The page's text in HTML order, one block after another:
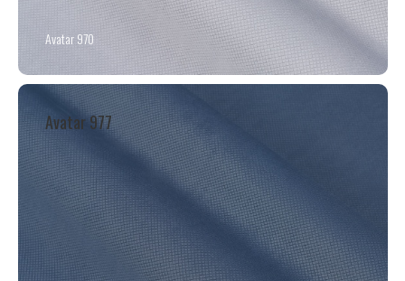
Avatar 970
Avatar 977